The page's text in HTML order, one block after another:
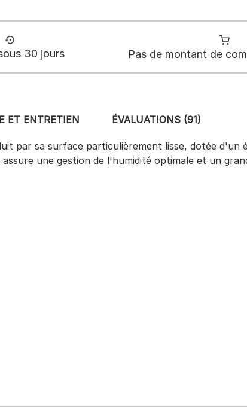
30 jours Pas de montant de
par sa surface particulièrement lisse, dotée
une gestion de l'humidité optimale et un
ET ENTRETIEN ÉVALUATIONS (91)